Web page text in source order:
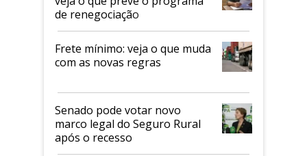
de renegociação
Frete mínimo: veja o que muda
com as novas regras
Senado pode votar novo
marco legal do Seguro Rural
após o recesso